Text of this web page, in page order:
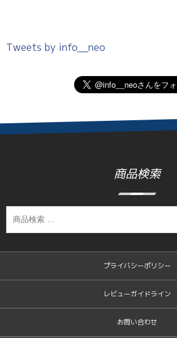
Tweets by info__neo
商品検索
プライバシーポリシー
レビューガイドライン
お問い合わせ